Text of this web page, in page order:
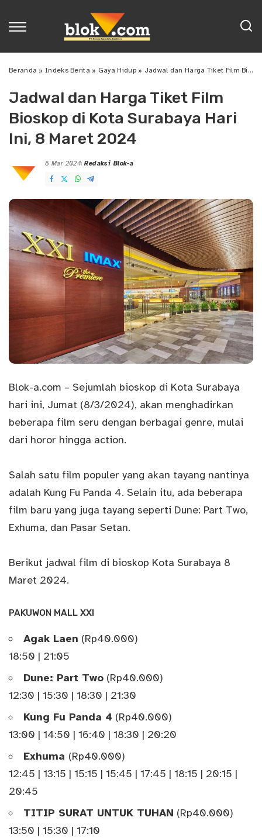
Beranda »Indeks Berita » Gaya Hidup» Jadwal dan Harga Tiket Film Bioskop di Kota Surabaya Hari Ini, 8 Maret 2024
Jadwal dan Harga Tiket Film
Bioskop di Kota Surabaya Hari
Ini, 8 Maret 2024
8 Mar 2024
Posted
by
Redaksi Blok-a
Blok-a.com – Sejumlah bioskop di Kota Surabaya
hari ini, Jumat (8/3/2024), akan menghadirkan
beberapa film seru dengan berbagai genre, mulai
dari horor hingga action.
Salah satu film populer yang akan tayang nantinya
adalah Kung Fu Panda 4. Selain itu, ada beberapa
film baru yang juga tayang seperti Dune: Part Two,
Exhuma, dan Pasar Setan.
Berikut jadwal film di bioskop Kota Surabaya 8
Maret 2024.
PAKUWON MALL XXI
Agak Laen (Rp40.000)
18:50 | 21:05
Dune: Part Two (Rp40.000)
12:30 | 15:30 | 18:30 | 21:30
Kung Fu Panda 4 (Rp40.000)
13:00 | 14:50 | 16:40 | 18:30 | 20:20
Exhuma (Rp40.000)
12:45 | 13:15 | 15:15 | 15:45 | 17:45 | 18:15 | 20:15 |
20:45
TITIP SURAT UNTUK TUHAN (Rp40.000)
13:50 | 15:30 | 17:10